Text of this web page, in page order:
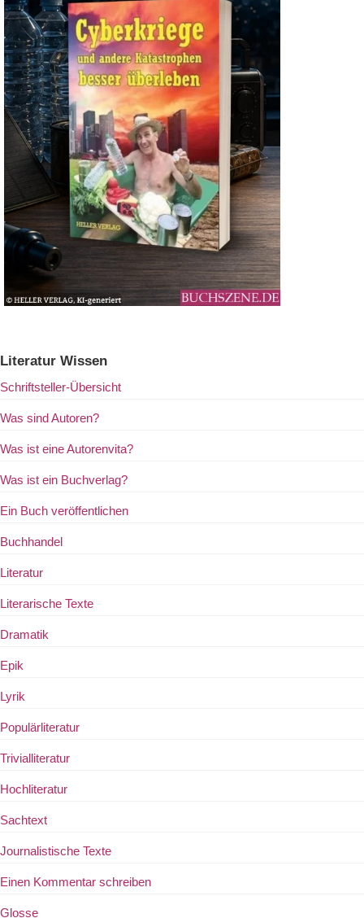
Literatur Wissen
Schriftsteller-Übersicht
Was sind Autoren?
Was ist eine Autorenvita?
Was ist ein Buchverlag?
Ein Buch veröffentlichen
Buchhandel
Literatur
Literarische Texte
Dramatik
Epik
Lyrik
Populärliteratur
Trivialliteratur
Hochliteratur
Sachtext
Journalistische Texte
Einen Kommentar schreiben
Glosse